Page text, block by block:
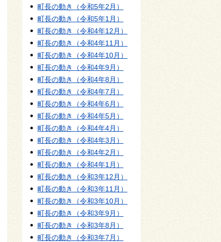
町長の動き（令和5年2月）
町長の動き（令和5年1月）
町長の動き（令和4年12月）
町長の動き（令和4年11月）
町長の動き（令和4年10月）
町長の動き（令和4年9月）
町長の動き（令和4年8月）
町長の動き（令和4年7月）
町長の動き（令和4年6月）
町長の動き（令和4年5月）
町長の動き（令和4年4月）
町長の動き（令和4年3月）
町長の動き（令和4年2月）
町長の動き（令和4年1月）
町長の動き（令和3年12月）
町長の動き（令和3年11月）
町長の動き（令和3年10月）
町長の動き（令和3年9月）
町長の動き（令和3年8月）
町長の動き（令和3年7月）